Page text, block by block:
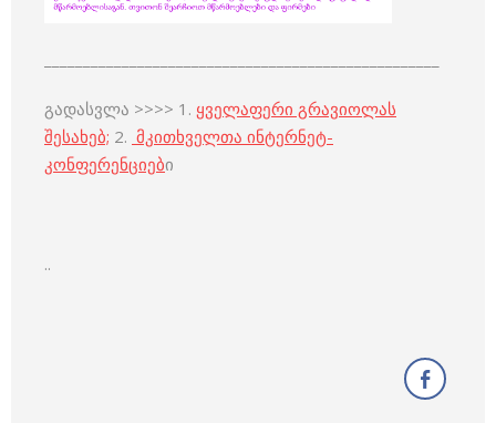
გადასვლა >>>> 1. ყველაფერი გრავიოლას
შესახებ; 2. მკითხველთა ინტერნეტ-
კონფერენციები
..